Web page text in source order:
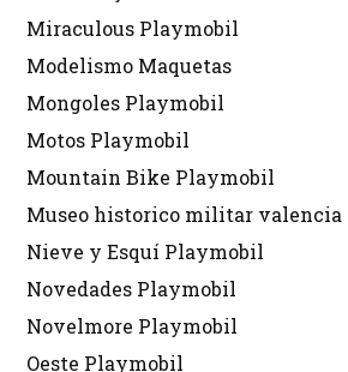
Miraculous Playmobil
Modelismo Maquetas
Mongoles Playmobil
Motos Playmobil
Mountain Bike Playmobil
Museo historico militar valencia
Nieve y Esquí Playmobil
Novedades Playmobil
Novelmore Playmobil
Oeste Playmobil